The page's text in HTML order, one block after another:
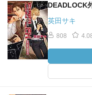
DEADLOCK
英田サキ
808